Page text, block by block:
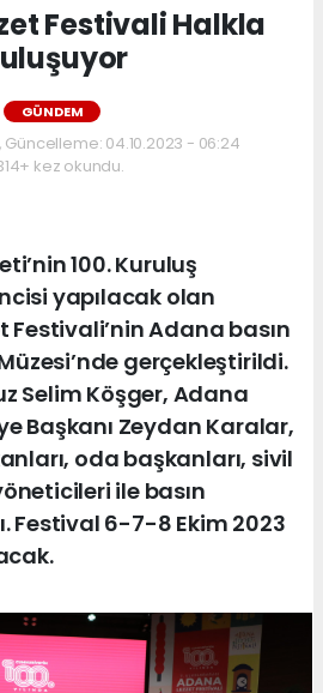
Festivali Halkla
GÜNDEM
Güncelleme: 04.10.2023 - 06:24
kez okundu.
100. Kuruluş
yapılacak olan
Festivali’nin Adana basın
gerçekleştirildi.
Selim Köşger, Adana
Başkanı Zeydan Karalar,
oda başkanları, sivil
ile basın
Festival 6-7-8 Ekim 2023